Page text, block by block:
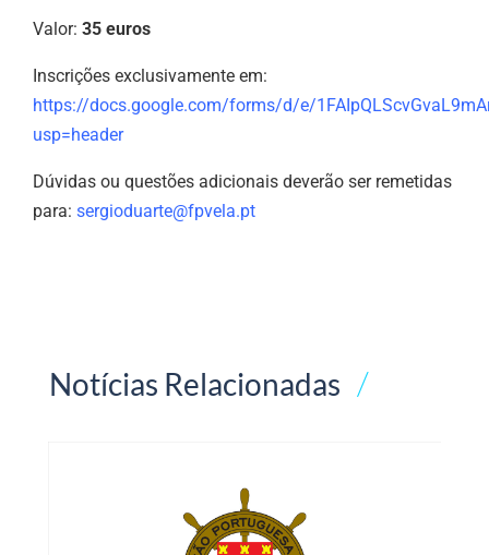
Valor:35 euros
Inscrições exclusivamente em:
https://docs.google.com/forms/d/e/
usp=header
Dúvidas ou questões adicionais deverão ser remetidas
para:sergioduarte@fpvela.pt
Notícias Relacionadas